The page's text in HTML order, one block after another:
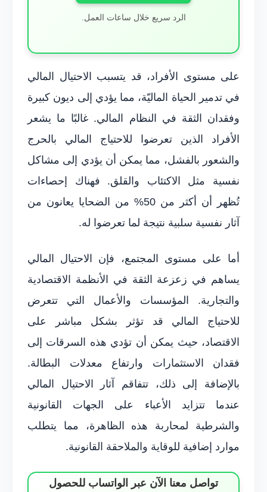
الرد سريع خلال ساعات العمل.
على مستوى الأفراد، قد يتسبب الاحتيال المالي
في تدمير الحياة الماليّة، مما يؤدي إلى ديون كبيرة
وفقدان الثقة في النظام المالي. غالبًا ما يشعر
الأفراد الذين تعرضوا للاحتياج المالي بالحرج
والشعور بالفشل، مما يمكن أن يؤدي إلى مشاكل
نفسية مثل الاكتئاب والقلق. فهناك إحصاءات
تُظهر أن أكثر من 50% من الضحايا يعانون من
آثار نفسية سلبية نتيجة لما تعرضوا له.
أما على مستوى المجتمع، فإن الاحتيال المالي
يساهم في زعزعة الثقة في الأنظمة الاقتصادية
والتجارية. المؤسسات والأعمال التي تتعرض
للاحتياج المالي قد تؤثر بشكل مباشر على
الاقتصاد، حيث يمكن أن تؤدي هذه السرقات إلى
فقدان الاستثمارات وارتفاع معدلات البطالة.
بالإضافة إلى ذلك، تتفاقم آثار الاحتيال المالي
عندما تتزايد الأعباء على الجهات القانونية
والشرطية لمحاربة هذه الظاهرة، مما يتطلب
موارد إضافية للوقاية والملاحقة القانونية.
تواصل معنا الآن عبر الواتساب للحصول